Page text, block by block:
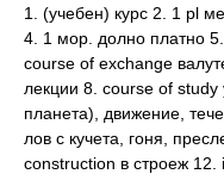
1. (учебен) курс 2. 1 pl
4. 1 мор. долно платно
course of exchange
лекции 8. course of study
планета), движение,
лов с кучета, гоня,
construction в строеж